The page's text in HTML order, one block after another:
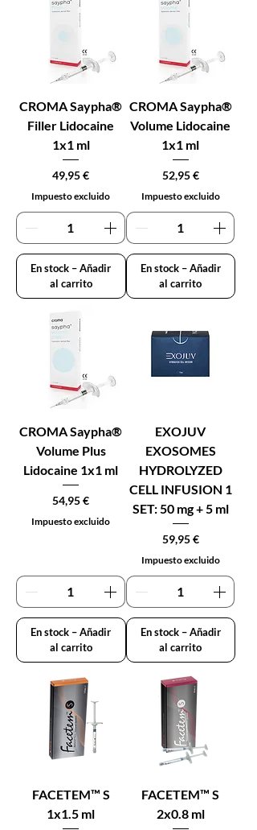
CROMA Saypha®
Filler Lidocaine
1x1 ml
Precio
49,95 €
Impuesto excluido
En stock – Añadir
al carrito
CROMA Saypha®
Volume Lidocaine
1x1 ml
Precio
52,95 €
Impuesto excluido
En stock – Añadir
al carrito
CROMA Saypha®
Volume Plus
Lidocaine 1x1 ml
Precio
54,95 €
Impuesto excluido
En stock – Añadir
al carrito
EXOJUV
EXOSOMES
HYDROLYZED
CELL INFUSION 1
SET: 50 mg + 5 ml
Precio
59,95 €
Impuesto excluido
En stock – Añadir
al carrito
FACETEM™ S
1x1.5 ml
FACETEM™ S
2x0.8 ml